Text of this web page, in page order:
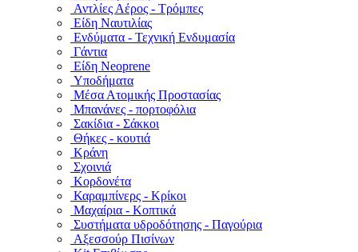
Αντλίες Αέρος - Τρόμπες
Είδη Ναυτιλίας
Ενδύματα - Τεχνική Ενδυμασία
Γάντια
Είδη Neoprene
Υποδήματα
Μέσα Ατομικής Προστασίας
Μπανάνες - πορτοφόλια
Σακίδια - Σάκκοι
Θήκες - κουτιά
Κράνη
Σχοινιά
Κορδονέτα
Καραμπίνερς - Κρίκοι
Μαχαίρια - Κοπτικά
Συστήματα υδροδότησης - Παγούρια
Αξεσσούρ Πισίνων